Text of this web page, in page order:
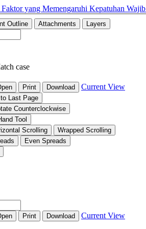
Faktor yang Memengaruhi Kepatuhan